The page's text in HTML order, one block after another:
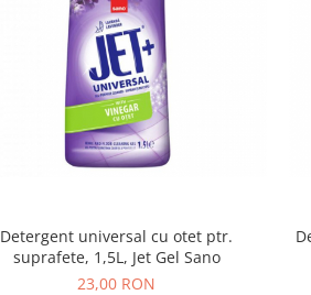
Detergent universal cu otet ptr.
suprafete, 1,5L, Jet Gel Sano
23,00 RON